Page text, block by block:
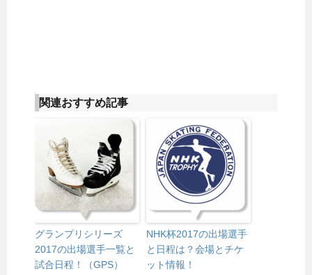
関連おすすめ記事
グランプリシリーズ
2017の出場選手一覧と
試合日程！（GPS）
NHK杯2017の出場選手
と日程は？会場とチケ
ット情報！